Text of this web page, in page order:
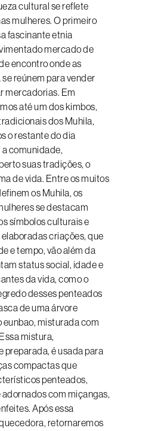
cultural se reflete
mulheres. O primeiro
fascinante etnia
mercado de
encontro onde as
reúnem para vender
mercadorias. Em
até um dos kimbos,
dos Muhila,
o restante do dia
comunidade,
suas tradições, o
de vida. Entre os muitos
os Muhila, os
se destacam
símbolos culturais e
criações, que
e tempo, vão além da
status social, idade e
da vida, como o
desses penteados
de uma árvore
misturada com
mistura,
é usada para
compactas que
penteados,
com miçangas,
Após essa
retornaremos